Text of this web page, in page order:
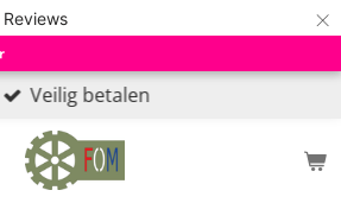
Reviews ×
Veilig betalen